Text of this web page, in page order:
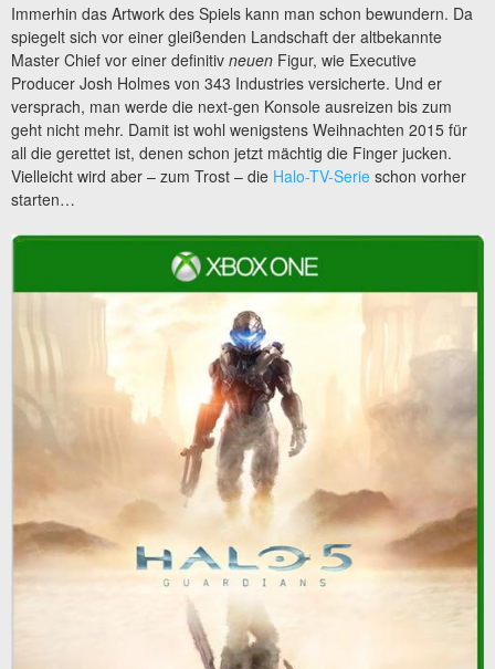
Immerhin das Artwork des Spiels kann man schon bewundern. Da
spiegelt sich vor einer gleißenden Landschaft der altbekannte
Master Chief vor einer definitiv neuen Figur, wie Executive
Producer Josh Holmes von 343 Industries versicherte. Und er
versprach, man werde die next-gen Konsole ausreizen bis zum
geht nicht mehr. Damit ist wohl wenigstens Weihnachten 2015 für
all die gerettet ist, denen schon jetzt mächtig die Finger jucken.
Vielleicht wird aber – zum Trost – die Halo-TV-Serie schon vorher
starten…